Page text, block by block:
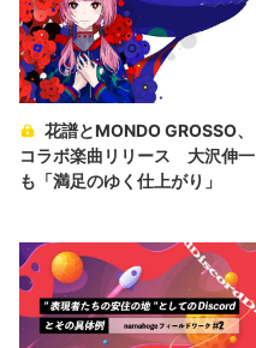
花譜とMONDO GROSSO、
コラボ楽曲リリース 大沢伸一
も「満足のゆく仕上がり」